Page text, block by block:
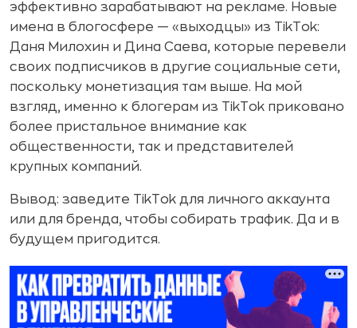
эффективно зарабатывают на рекламе. Новые
имена в блогосфере — «выходцы» из TikTok:
Даня Милохин и Дина Саева, которые перевели
своих подписчиков в другие социальные сети,
поскольку монетизация там выше. На мой
взгляд, именно к блогерам из TikTok приковано
более пристальное внимание как
общественности, так и представителей
крупных компаний.
Вывод: заведите TikTok для личного аккаунта
или для бренда, чтобы собирать трафик. Да и в
будущем пригодится.